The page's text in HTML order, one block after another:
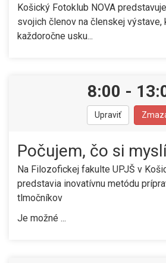
Košický Fotoklub NOVA
svojich členov na členskej výstave,
každoročne usku...
8:00 -
Upraviť
Počujem, čo si
Na Filozofickej fakulte UPJŠ v
predstavia inovatívnu metódu
tlmočníkov
Je možné ...